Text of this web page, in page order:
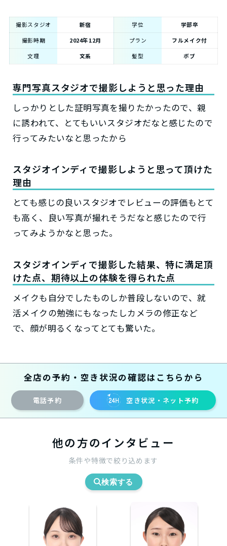
撮影スタジオ 新宿 学位 学部卒
撮影時期 2024年12月 プラン フルメイク付
文理 文系 髪型 ボブ
専門写真スタジオで撮影しようと思った理由
しっかりとした証明写真を撮りたかったので、親
に誘われて、とてもいいスタジオだなと感じたので
行ってみたいなと思ったから
スタジオインディで撮影しようと思って頂けた
理由
とても感じの良いスタジオでレビューの評価もとて
も高く、良い写真が撮れそうだなと感じたので行
ってみようかなと思った。
スタジオインディで撮影した結果、特に満足頂
けた点、期待以上の体験を得られた点
メイクも自分でしたものしか普段しないので、就
活メイクの勉強にもなったしカメラの修正など
で、顔が明るくなってとても驚いた。
全店の予約・空き状況の確認はこちらから
電話予約 空き状況・ネット予約
他の方のインタビュー
条件や特徴で絞り込めます
検索する